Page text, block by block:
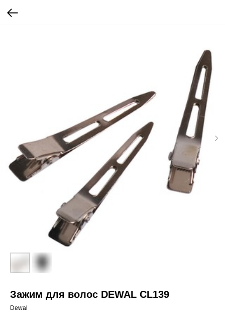
Зажим для волос DEWAL CL139
Dewal